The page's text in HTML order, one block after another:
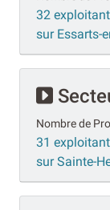
32
sur Essarts-
Nombre de Pro
31
sur Sainte-